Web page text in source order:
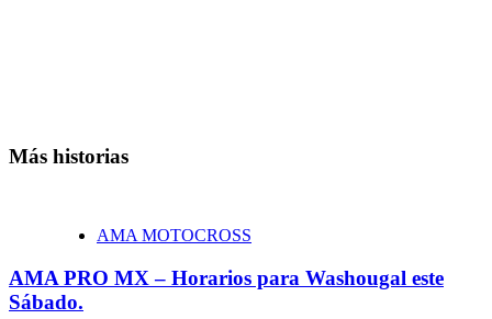
Más historias
AMA MOTOCROSS
AMA PRO MX – Horarios para Washougal este
Sábado.